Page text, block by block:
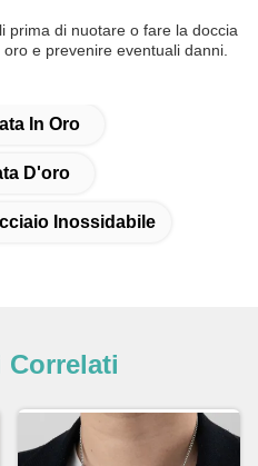
prima di nuotare o fare la doccia
e prevenire eventuali danni.
In Oro
D'oro
Inossidabile